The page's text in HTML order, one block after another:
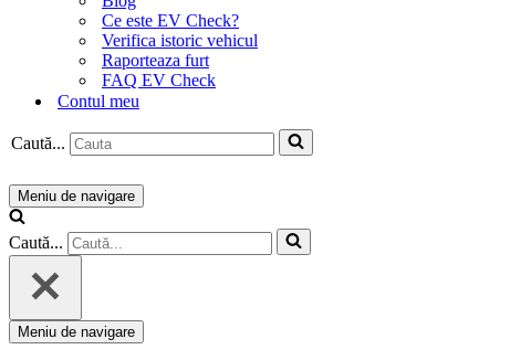
Ce este EV Check?
Verifica istoric vehicul
Raporteaza furt
FAQ EV Check
Contul meu
Caută...
Meniu de navigare
Caută...
Meniu de navigare